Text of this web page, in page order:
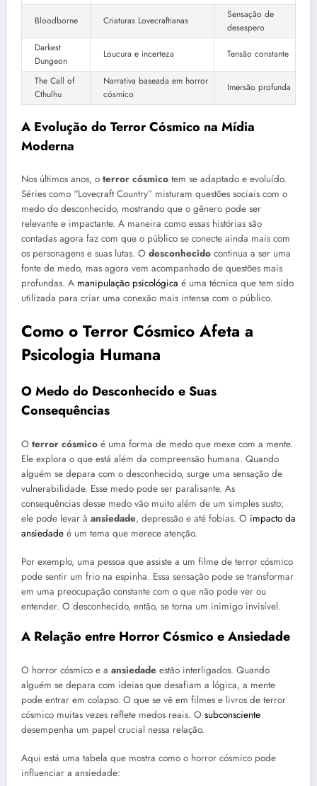
Bloodborne Criaturas Lovecraftianas
Sensação de
desespero
Darkest
Dungeon
Loucura e incerteza Tensão constante
The Call of
Cthulhu
Narrativa baseada em horror
cósmico
Imersão profunda
A Evolução do Terror Cósmico na Mídia
Moderna
Nos últimos anos, o terror cósmico tem se adaptado e evoluído.
Séries como “Lovecraft Country” misturam questões sociais com o
medo do desconhecido, mostrando que o gênero pode ser
relevante e impactante. A maneira como essas histórias são
contadas agora faz com que o público se conecte ainda mais com
os personagens e suas lutas. O desconhecido continua a ser uma
fonte de medo, mas agora vem acompanhado de questões mais
profundas. A manipulação psicológica é uma técnica que tem sido
utilizada para criar uma conexão mais intensa com o público.
Como o Terror Cósmico Afeta a
Psicologia Humana
O Medo do Desconhecido e Suas
Consequências
O terror cósmico é uma forma de medo que mexe com a mente.
Ele explora o que está além da compreensão humana. Quando
alguém se depara com o desconhecido, surge uma sensação de
vulnerabilidade. Esse medo pode ser paralisante. As
consequências desse medo vão muito além de um simples susto;
ele pode levar à ansiedade, depressão e até fobias. O impacto da
ansiedade é um tema que merece atenção.
Por exemplo, uma pessoa que assiste a um filme de terror cósmico
pode sentir um frio na espinha. Essa sensação pode se transformar
em uma preocupação constante com o que não pode ver ou
entender. O desconhecido, então, se torna um inimigo invisível.
A Relação entre Horror Cósmico e Ansiedade
O horror cósmico e a ansiedade estão interligados. Quando
alguém se depara com ideias que desafiam a lógica, a mente
pode entrar em colapso. O que se vê em filmes e livros de terror
cósmico muitas vezes reflete medos reais. O subconsciente
desempenha um papel crucial nessa relação.
Aqui está uma tabela que mostra como o horror cósmico pode
influenciar a ansiedade: